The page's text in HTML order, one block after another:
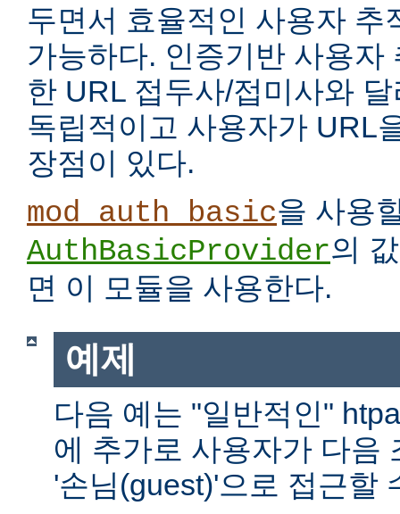
두면서 효율적인 사용자 추
가능하다. 인증기반 사용자
한 URL 접두사/접미사와
독립적이고 사용자가 URL
장점이 있다.
mod_auth_basic을 사용
AuthBasicProvider의
면 이 모듈을 사용한다.
예제
다음 예는 "일반적인"
에 추가로 사용자가 다음
'손님(guest)'으로 접근할